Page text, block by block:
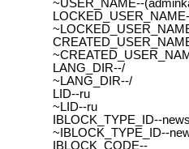
~USER_NAME--
LANG_DIR--/
~LANG_DIR--/
LID--ru
~LID--ru
IBLOCK_TYPE_ID--
~IBLOCK_TYPE_ID--
IBLOCK_CODE--